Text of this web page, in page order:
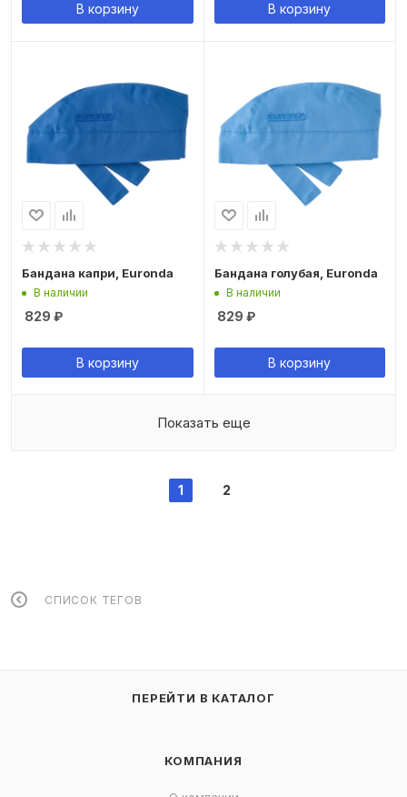
В корзину В корзину
Бандана капри, Euronda
В наличии
829 ₽
В корзину
Бандана голубая, Euronda
В наличии
829 ₽
В корзину
Показать еще
1 2
СПИСОК ТЕГОВ
ПЕРЕЙТИ В КАТАЛОГ
КОМПАНИЯ